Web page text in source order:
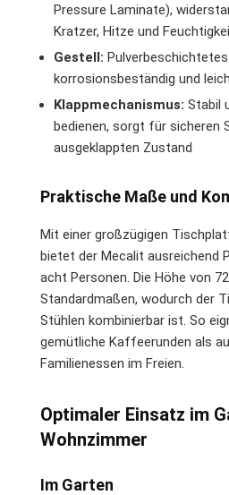
Pressure Laminate),
Kratzer, Hitze und
Gestell:
korrosionsbeständig und
Klappmechanismus: Stabil
bedienen, sorgt für sicheren
ausgeklappten Zustand
Praktische Maße und
Mit einer großzügigen
bietet der Mecalit ausreichend
acht Personen. Die Höhe von
Standardmaßen, wodurch der
Stühlen kombinierbar ist. So
gemütliche Kaffeerunden als
Familienessen im Freien.
Optimaler Einsatz im
Wohnzimmer
Im Garten